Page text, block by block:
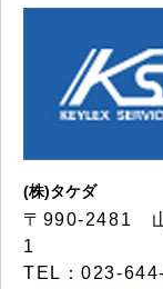
(株)タケダ
〒990-2481
1
TEL：023-